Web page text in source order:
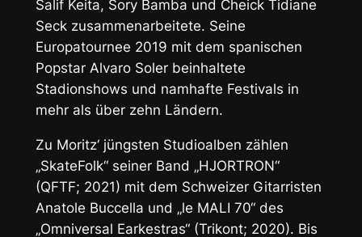
Salif Keita, Sory Bamba und Cheick Tidiane
Seck zusammenarbeitete. Seine
Europatournee 2019 mit dem spanischen
Popstar Alvaro Soler beinhaltete
Stadionshows und namhafte Festivals in
mehr als über zehn Ländern.
Zu Moritz‘ jüngsten Studioalben zählen
„SkateFolk“ seiner Band „HJORTRON“
(QFTF; 2021) mit dem Schweizer Gitarristen
Anatole Buccella und „le MALI 70“ des
„Omniversal Earkestras“ (Trikont; 2020). Bis